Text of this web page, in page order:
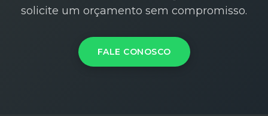
solicite um orçamento sem compromisso.
FALE CONOSCO